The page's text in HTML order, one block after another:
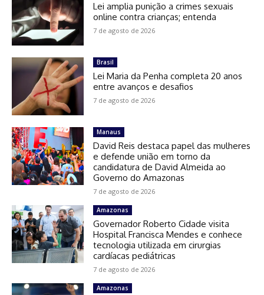
Lei amplia punição a crimes sexuais
online contra crianças; entenda
7 de agosto de 2026
Brasil
Lei Maria da Penha completa 20 anos
entre avanços e desafios
7 de agosto de 2026
Manaus
David Reis destaca papel das mulheres
e defende união em torno da
candidatura de David Almeida ao
Governo do Amazonas
7 de agosto de 2026
Amazonas
Governador Roberto Cidade visita
Hospital Francisca Mendes e conhece
tecnologia utilizada em cirurgias
cardíacas pediátricas
7 de agosto de 2026
Amazonas